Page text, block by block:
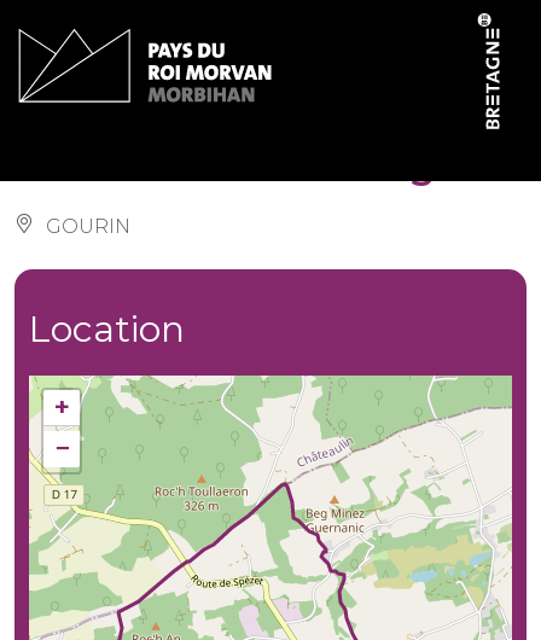
GOURIN
Location
+
−